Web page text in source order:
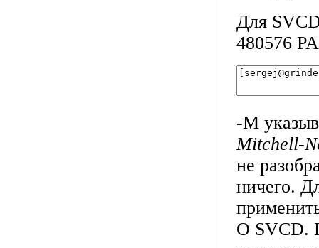
Для
480576
-М
Mitchell-
не
ничего.
O SVCD.